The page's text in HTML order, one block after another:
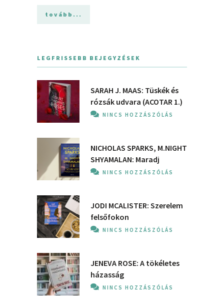
tovább...
LEGFRISSEBB BEJEGYZÉSEK
SARAH J. MAAS: Tüskék és
rózsák udvara (ACOTAR 1.)
NINCS HOZZÁSZÓLÁS
NICHOLAS SPARKS, M.NIGHT
SHYAMALAN: Maradj
NINCS HOZZÁSZÓLÁS
JODI MCALISTER: Szerelem
felsőfokon
NINCS HOZZÁSZÓLÁS
JENEVA ROSE: A ​tökéletes
házasság
NINCS HOZZÁSZÓLÁS